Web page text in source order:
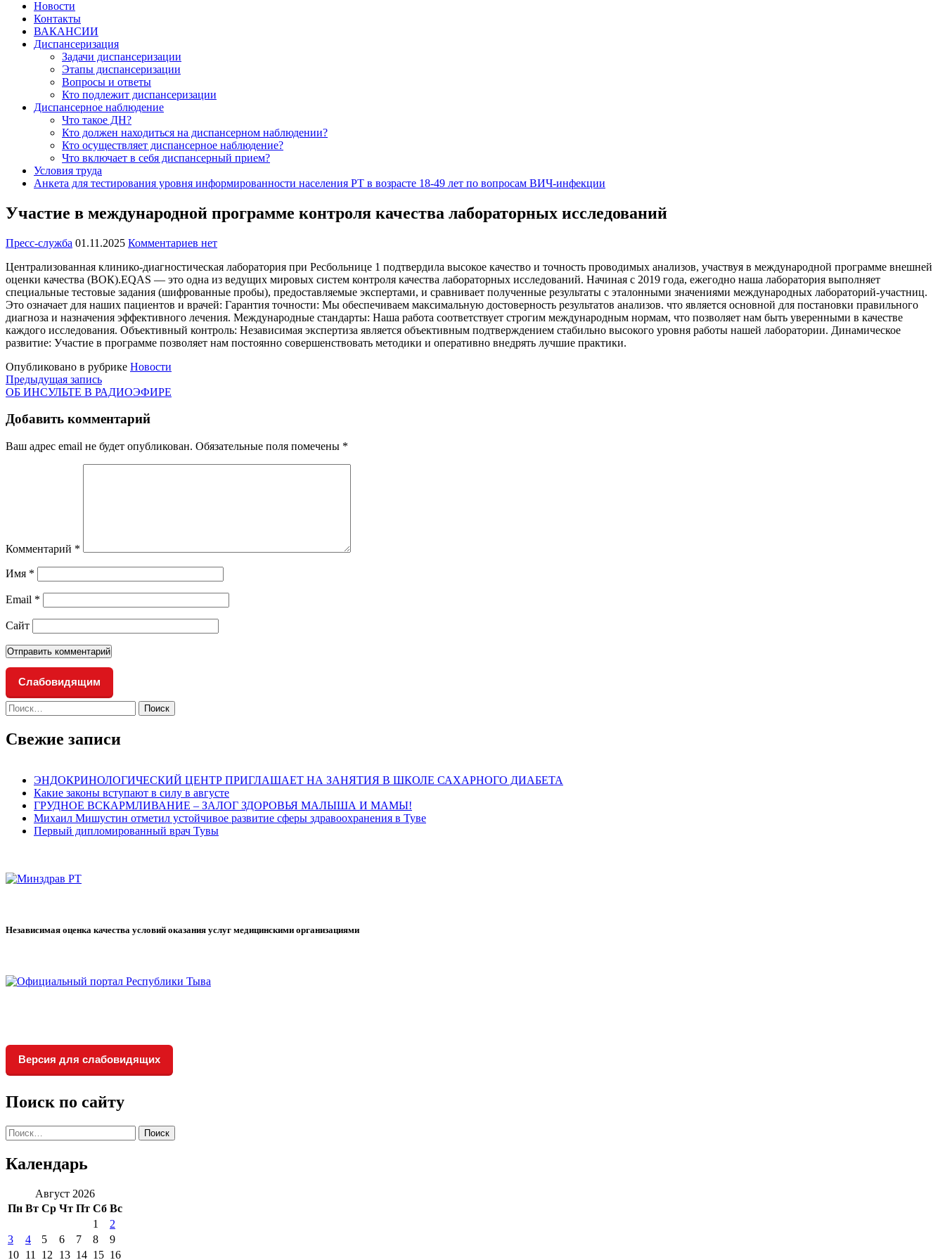
Новости
Контакты
ВАКАНСИИ
Диспансеризация
Задачи диспансеризации
Этапы диспансеризации
Вопросы и ответы
Кто подлежит диспансеризации
Диспансерное наблюдение
Что такое ДН?
Кто должен находиться на диспансерном наблюдении?
Кто осуществляет диспансерное наблюдение?
Что включает в себя диспансерный прием?
Условия труда
Анкета для тестирования уровня информированности населения РТ в возрасте 18-49 лет по вопросам ВИЧ-инфекции
Участие в международной программе контроля качества лабораторных исследований
Пресс-служба 01.11.2025 Комментариев нет
Централизованная клинико-диагностическая лаборатория при Ресбольнице 1 подтвердила высокое качество и точность проводимых анализов, участвуя в международной программе внешней
оценки качества (ВОК).EQAS — это одна из ведущих мировых систем контроля качества лабораторных исследований. Начиная с 2019 года, ежегодно наша лаборатория выполняет
специальные тестовые задания (шифрованные пробы), предоставляемые экспертами, и сравнивает полученные результаты с эталонными значениями международных лабораторий-участниц.
Это означает для наших пациентов и врачей: Гарантия точности: Мы обеспечиваем максимальную достоверность результатов анализов. что является основной для постановки правильного
диагноза и назначения эффективного лечения. Международные стандарты: Наша работа соответствует строгим международным нормам, что позволяет нам быть уверенными в качестве
каждого исследования. Объективный контроль: Независимая экспертиза является объективным подтверждением стабильно высокого уровня работы нашей лаборатории. Динамическое
развитие: Участие в программе позволяет нам постоянно совершенствовать методики и оперативно внедрять лучшие практики.
Опубликовано в рубрике Новости
Навигация
по
записям
Предыдущая запись
ОБ ИНСУЛЬТЕ В РАДИОЭФИРЕ
Добавить комментарий
Ваш адрес email не будет опубликован. Обязательные поля помечены *
Комментарий *
Имя *
Email *
Сайт
Слабовидящим
Найти:
Свежие записи
ЭНДОКРИНОЛОГИЧЕСКИЙ ЦЕНТР ПРИГЛАШАЕТ НА ЗАНЯТИЯ В ШКОЛЕ САХАРНОГО ДИАБЕТА
Какие законы вступают в силу в августе
ГРУДНОЕ ВСКАРМЛИВАНИЕ – ЗАЛОГ ЗДОРОВЬЯ МАЛЫША И МАМЫ!
Михаил Мишустин отметил устойчивое развитие сферы здравоохранения в Туве
Первый дипломированный врач Тувы
Независимая оценка качества условий оказания услуг медицинскими организациями
Версия для слабовидящих
Поиск по сайту
Найти:
Календарь
Август 2026
Пн Вт Ср Чт Пт Сб Вс
1
2
3
4 5 6 7 8
9
10 11 12 13 14 15 16